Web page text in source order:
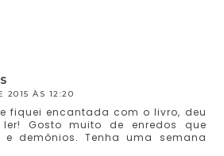
2015 ÀS 12:20
fiquei encantada com o livro, deu
Gosto muito de enredos que
e demônios. Tenha uma semana